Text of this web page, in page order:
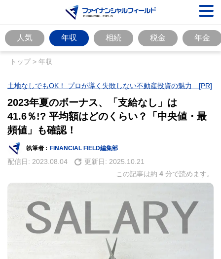
人気 年収 相続 税金 年金
トップ> 年収
土地なしでもOK！ プロが導く失敗しない不動産投資の魅力 [PR]
2023年夏のボーナス、「支給なし」は
41.6％!? 平均額はどのくらい？「中央値・最
頻値」も確認！
執筆者 : FINANCIAL FIELD編集部
配信日: 2023.08.04 更新日: 2025.10.21
この記事は約 4 分で読めます。